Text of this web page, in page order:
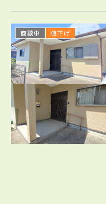
商談中 値下げ